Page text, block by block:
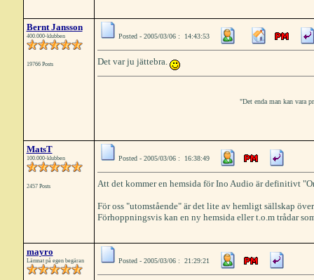
Bernt Jansson
400.000-klubben
19766 Posts
Posted - 2005/03/06 : 14:43:53
Det var ju jättebra.
"Det enda man kan vara
MatsT
100.000-klubben
2457 Posts
Posted - 2005/03/06 : 16:38:49
Att det kommer en hemsida för Ino Audio är definitivt
För oss "utomstående" är det lite av hemligt sällskap
Förhoppningsvis kan en ny hemsida eller t.o.m trådar
mayro
Lämnat på egen begäran Posted - 2005/03/06 : 21:29:21